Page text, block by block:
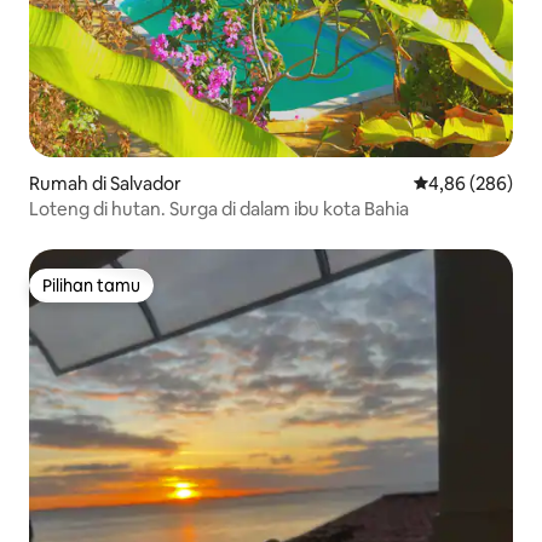
Rumah di Salvador Nilai rata-rata
4,86 (286)
Loteng di hutan. Surga di dalam ibu kota Bahia
Pilihan tamu
Pilihan tamu